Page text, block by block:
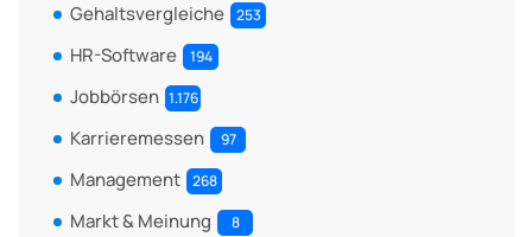
Gehaltsvergleiche 253
HR-Software 194
Jobbörsen 1.176
Karrieremessen 97
Management 268
Markt & Meinung 8